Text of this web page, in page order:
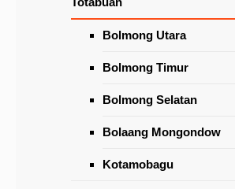
Bolmong Utara
Bolmong Timur
Bolmong Selatan
Bolaang Mongondow
Kotamobagu
di Pasar Beriman
Latest News